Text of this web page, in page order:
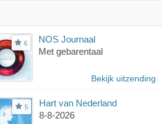
6
NOS Journaal
Met gebarentaal
Bekijk uitzending
5
Hart van Nederland
8-8-2026